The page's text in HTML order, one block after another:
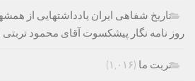
تاریخ شفاهی ایران یادداشتهایی از
روز نامه نگار پیشکسوت آقای محمود
تربت ما (۱,۰۱۶)